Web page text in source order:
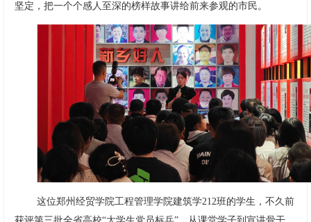
坚定，把一个个感人至深的榜样故事讲给前来参观的市民。
这位郑州经贸学院工程管理学院建筑学212班的学生，不久前